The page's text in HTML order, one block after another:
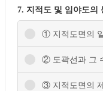
7. 지적도 및 임야도의
① 지적도면의
② 도곽선과 그
③ 지적도면의